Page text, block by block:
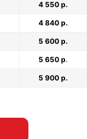
4 550 р.
4 840 р.
5 600 р.
5 650 р.
5 900 р.